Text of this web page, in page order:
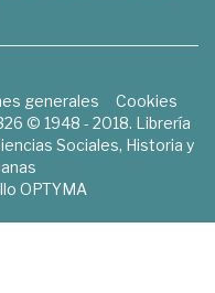
generales
Cookies
© 1948 - 2018. Librería
Sociales, Historia y
OPTYMA